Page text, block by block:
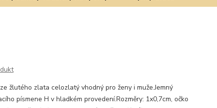
žlutého zlata celozlatý vhodný pro ženy i muže.Jemný
písmene H v hladkém provedení.Rozměry: 1x0,7cm, očko